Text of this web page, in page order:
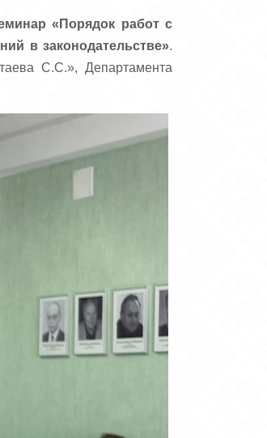
«Порядок работ с
в законодательстве».
С.С.», Департамента